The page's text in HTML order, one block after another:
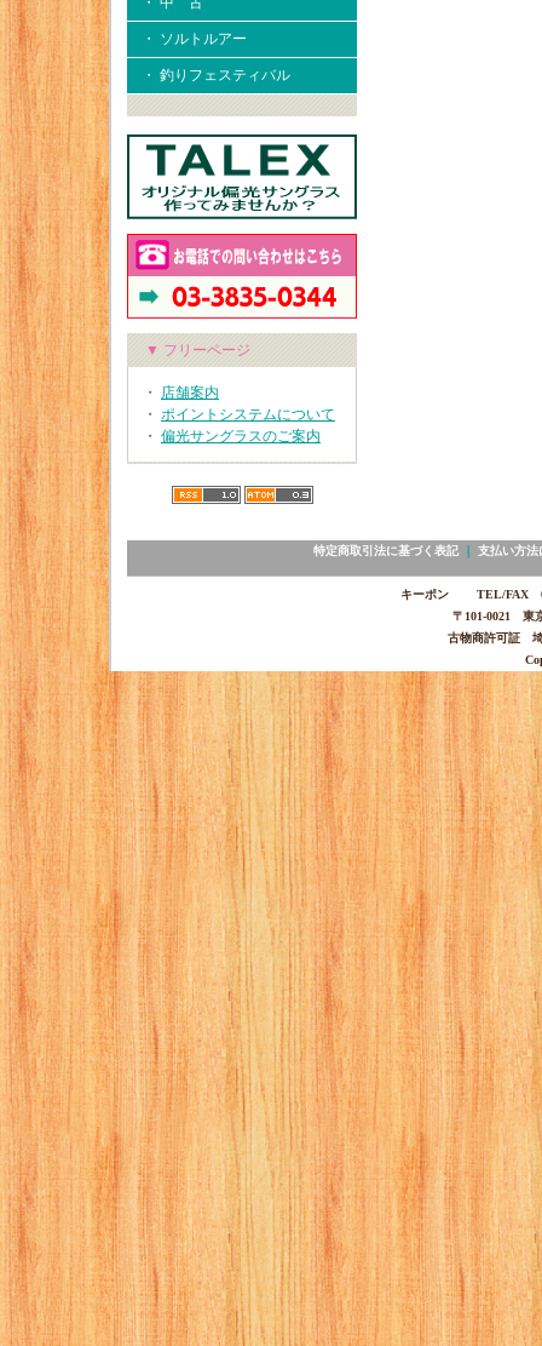
・ ソルトルアー
・ 釣りフェスティバル
▼ フリーページ
・ 店舗案内
・ ポイントシステムについて
・ 偏光サングラスのご案内
特定商取引法に基づく表記｜ 支払い方法
キーポン TEL/FAX
〒101-0021 東
古物商許可証